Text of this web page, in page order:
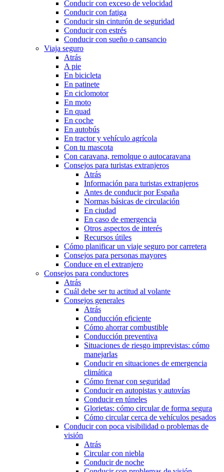
Conducir con exceso de velocidad
Conducir con fatiga
Conducir sin cinturón de seguridad
Conducir con estrés
Conducir con sueño o cansancio
Viaja seguro
Atrás
A pie
En bicicleta
En patinete
En ciclomotor
En moto
En quad
En coche
En autobús
En tractor y vehículo agrícola
Con tu mascota
Con caravana, remolque o autocaravana
Consejos para turistas extranjeros
Atrás
Información para turistas extranjeros
Antes de conducir por España
Normas básicas de circulación
En ciudad
En caso de emergencia
Otros aspectos de interés
Recursos útiles
Cómo planificar un viaje seguro por carretera
Consejos para personas mayores
Conduce en el extranjero
Consejos para conductores
Atrás
Cuál debe ser tu actitud al volante
Consejos generales
Atrás
Conducción eficiente
Cómo ahorrar combustible
Conducción preventiva
Situaciones de riesgo imprevistas: cómo
manejarlas
Conducir en situaciones de emergencia
climática
Cómo frenar con seguridad
Conducir en autopistas y autovías
Conducir en túneles
Glorietas: cómo circular de forma segura
Cómo circular cerca de vehículos pesados
Conducir con poca visibilidad o problemas de
visión
Atrás
Circular con niebla
Conducir de noche